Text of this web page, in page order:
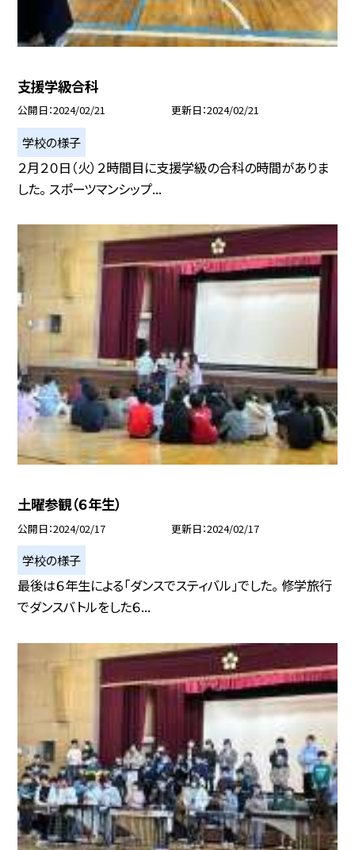
支援学級合科
公開日 2024/02/21 更新日 2024/02/21
学校の様子
２月２０日（火）２時間目に支援学級の合科の時間がありま
した。 スポーツマンシップ...
土曜参観（６年生）
公開日 2024/02/17 更新日 2024/02/17
学校の様子
最後は６年生による「ダンスでスティバル」でした。 修学旅行
でダンスバトルをした６...